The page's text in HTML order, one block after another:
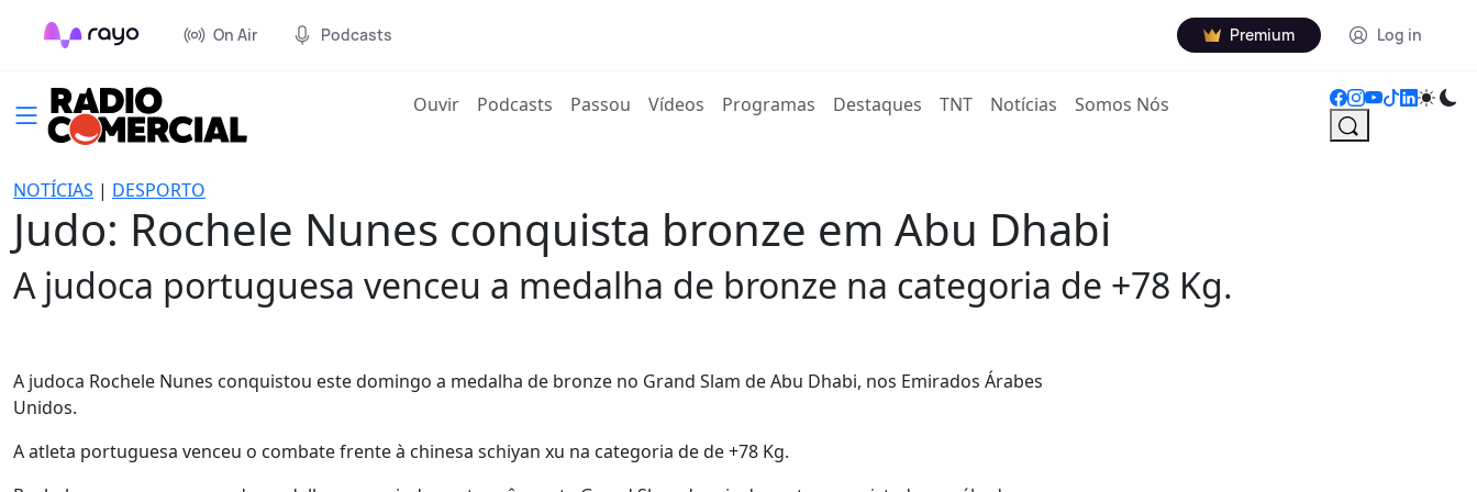
On Air Podcasts Premium Log in
Ouvir(current)
Podcasts Passou Vídeos Programas Destaques TNT Notícias Somos Nós
NOTÍCIAS | DESPORTO
Judo: Rochele Nunes conquista bronze em Abu Dhabi
A judoca portuguesa venceu a medalha de bronze na categoria de +78 Kg.
A judoca Rochele Nunes conquistou este domingo a medalha de bronze no Grand Slam de Abu Dhabi, nos Emirados Árabes
Unidos.
A atleta portuguesa venceu o combate frente à chinesa schiyan xu na categoria de de +78 Kg.